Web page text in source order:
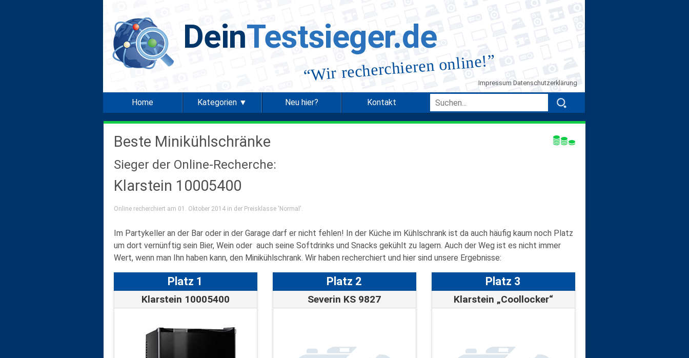
DeinTestsieger.de
“Wir recherchieren online!”
Datenschutzerklärung
Impressum
Home Kategorien ▼ Neu hier? Kontakt
Beste Minikühlschränke
Sieger der Online-Recherche:
Klarstein 10005400
Online recherchiert am 01. Oktober 2014 in der Preisklasse 'Normal'.
Im Partykeller an der Bar oder in der Garage darf er nicht fehlen! In der Küche im Kühlschrank ist da auch häufig kaum noch Platz
um dort vernünftig sein Bier, Wein oder auch seine Softdrinks und Snacks gekühlt zu lagern. Auch der Weg ist es nicht immer
Wert, wenn man Ihn haben kann, den Minikühlschrank. Wir haben recherchiert und hier sind unsere Ergebnisse:
Platz 1
Klarstein 10005400
Platz 2
Severin KS 9827
Platz 3
Klarstein „Coollocker“